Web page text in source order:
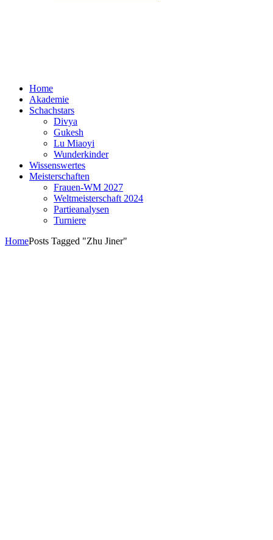
Home
Akademie
Schachstars
Divya
Gukesh
Lu Miaoyi
Wunderkinder
Wissenswertes
Meisterschaften
Frauen-WM 2027
Weltmeisterschaft 2024
Partieanalysen
Turniere
HomePosts Tagged "Zhu Jiner"